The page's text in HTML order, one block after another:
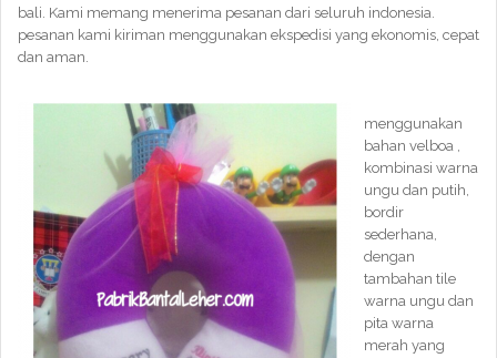
bali. Kami memang menerima pesanan dari seluruh indonesia.
pesanan kami kiriman menggunakan ekspedisi yang ekonomis, cepat
dan aman.
menggunakan
bahan velboa ,
kombinasi warna
ungu dan putih,
bordir
sederhana,
dengan
tambahan tile
warna ungu dan
pita warna
merah yang